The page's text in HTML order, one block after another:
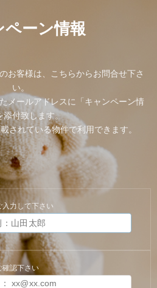
ペーン情報
お客様は、こちらからお問合せ下さ
い。
メールアドレスに「キャンペーン情
添付致します。
されている物件で利用できます。
入力して下さい
確認下さい